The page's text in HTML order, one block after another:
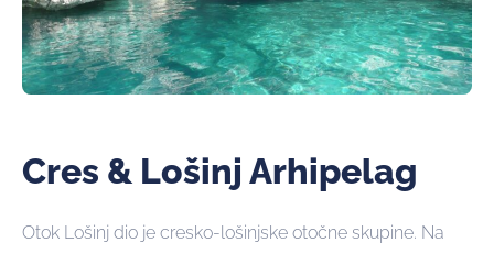
Cres & Lošinj Arhipelag
Otok Lošinj dio je cresko-lošinjske otočne skupine. Na